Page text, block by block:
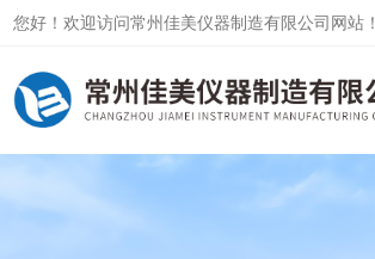
您好！欢迎访问常州佳美仪器制造有限公司网站！